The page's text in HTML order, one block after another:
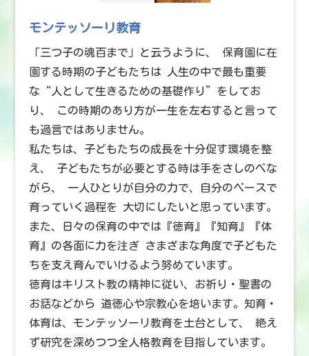
モンテッソーリ教育
「三つ子の魂百まで」と云うように、 保育園に在
園する時期の子どもたちは 人生の中で最も重要
な“人として生きるための基礎作り”をしてお
り、 この時期のあり方が一生を左右すると言って
も過言ではありません。
私たちは、子どもたちの成長を十分促す環境を整
え、 子どもたちが必要とする時は手をさしのべな
がら、 一人ひとりが自分の力で、自分のペースで
育っていく過程を 大切にしたいと思っています。
また、日々の保育の中では『徳育』『知育』『体
育』の各面に力を注ぎ さまざまな角度で子どもた
ちを支え育んでいけるよう努めています。
徳育はキリスト教の精神に従い、お祈り・聖書の
お話などから 道徳心や宗教心を培います。知育・
体育は、モンテッソーリ教育を土台として、 絶え
ず研究を深めつつ全人格教育を目指しています。